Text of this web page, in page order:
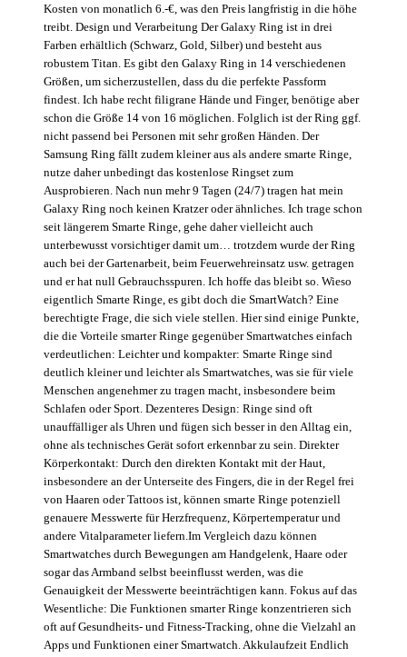
Kosten von monatlich 6.-€, was den Preis langfristig in die höhe
treibt. Design und Verarbeitung Der Galaxy Ring ist in drei
Farben erhältlich (Schwarz, Gold, Silber) und besteht aus
robustem Titan. Es gibt den Galaxy Ring in 14 verschiedenen
Größen, um sicherzustellen, dass du die perfekte Passform
findest. Ich habe recht filigrane Hände und Finger, benötige aber
schon die Größe 14 von 16 möglichen. Folglich ist der Ring ggf.
nicht passend bei Personen mit sehr großen Händen. Der
Samsung Ring fällt zudem kleiner aus als andere smarte Ringe,
nutze daher unbedingt das kostenlose Ringset zum
Ausprobieren. Nach nun mehr 9 Tagen (24/7) tragen hat mein
Galaxy Ring noch keinen Kratzer oder ähnliches. Ich trage schon
seit längerem Smarte Ringe, gehe daher vielleicht auch
unterbewusst vorsichtiger damit um… trotzdem wurde der Ring
auch bei der Gartenarbeit, beim Feuerwehreinsatz usw. getragen
und er hat null Gebrauchsspuren. Ich hoffe das bleibt so. Wieso
eigentlich Smarte Ringe, es gibt doch die SmartWatch? Eine
berechtigte Frage, die sich viele stellen. Hier sind einige Punkte,
die die Vorteile smarter Ringe gegenüber Smartwatches einfach
verdeutlichen: Leichter und kompakter: Smarte Ringe sind
deutlich kleiner und leichter als Smartwatches, was sie für viele
Menschen angenehmer zu tragen macht, insbesondere beim
Schlafen oder Sport. Dezenteres Design: Ringe sind oft
unauffälliger als Uhren und fügen sich besser in den Alltag ein,
ohne als technisches Gerät sofort erkennbar zu sein. Direkter
Körperkontakt: Durch den direkten Kontakt mit der Haut,
insbesondere an der Unterseite des Fingers, die in der Regel frei
von Haaren oder Tattoos ist, können smarte Ringe potenziell
genauere Messwerte für Herzfrequenz, Körpertemperatur und
andere Vitalparameter liefern.Im Vergleich dazu können
Smartwatches durch Bewegungen am Handgelenk, Haare oder
sogar das Armband selbst beeinflusst werden, was die
Genauigkeit der Messwerte beeinträchtigen kann. Fokus auf das
Wesentliche: Die Funktionen smarter Ringe konzentrieren sich
oft auf Gesundheits- und Fitness-Tracking, ohne die Vielzahl an
Apps und Funktionen einer Smartwatch. Akkulaufzeit Endlich